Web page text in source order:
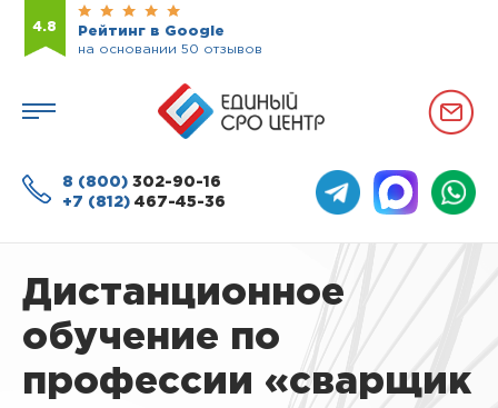
4.8
Рейтинг в Google
на основании 50 отзывов
8 (800) 302-90-16
+7 (812) 467-45-36
Дистанционное
обучение по
профессии «сварщик